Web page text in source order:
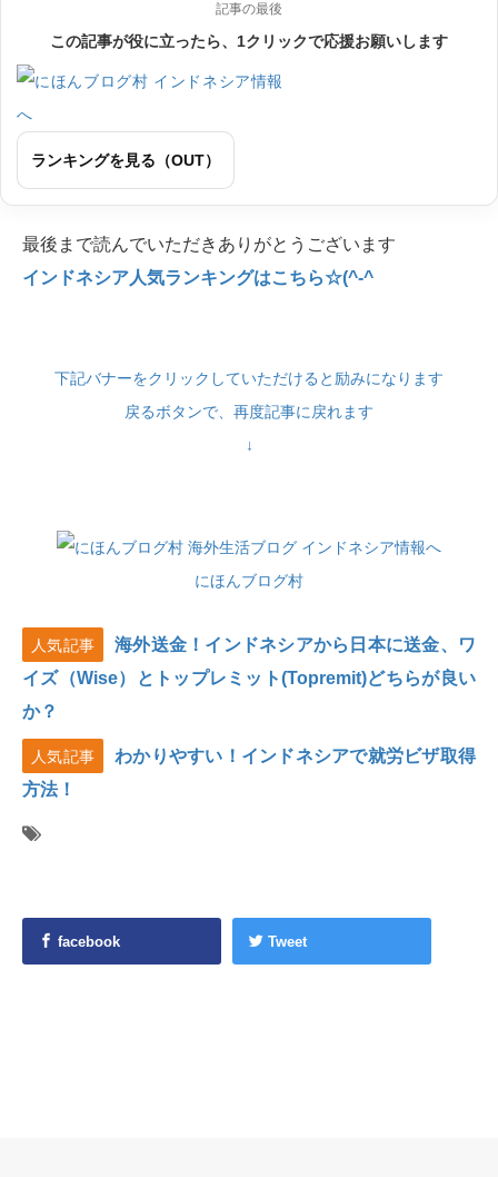
記事の最後
この記事が役に立ったら、1クリックで応援お願いします
ランキングを見る（OUT）
最後まで読んでいただきありがとうございます
インドネシア人気ランキングはこちら☆(^-^
下記バナーをクリックしていただけると励みになります
戻るボタンで、再度記事に戻れます
↓
にほんブログ村
人気記事
海外送金！インドネシアから日本に送金、ワ
イズ（Wise）とトップレミット(Topremit)どちらが良い
か？
人気記事
わかりやすい！インドネシアで就労ビザ取得
方法！
facebook Tweet